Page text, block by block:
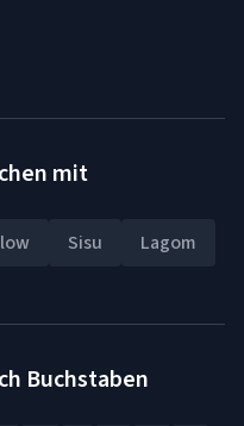
mit
Sisu Lagom
Buchstaben